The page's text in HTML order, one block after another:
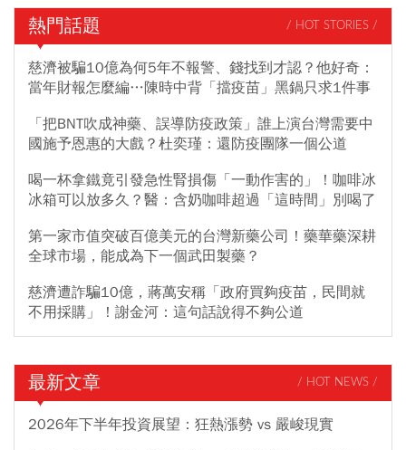
熱門話題 / HOT STORIES /
慈濟被騙10億為何5年不報警、錢找到才認？他好奇：
當年財報怎麼編…陳時中背「擋疫苗」黑鍋只求1件事
「把BNT吹成神藥、誤導防疫政策」誰上演台灣需要中
國施予恩惠的大戲？杜奕瑾：還防疫團隊一個公道
喝一杯拿鐵竟引發急性腎損傷「一動作害的」！咖啡冰
冰箱可以放多久？醫：含奶咖啡超過「這時間」別喝了
第一家市值突破百億美元的台灣新藥公司！藥華藥深耕
全球市場，能成為下一個武田製藥？
慈濟遭詐騙10億，蔣萬安稱「政府買夠疫苗，民間就
不用採購」！謝金河：這句話說得不夠公道
最新文章 / HOT NEWS /
2026年下半年投資展望：狂熱漲勢 vs 嚴峻現實